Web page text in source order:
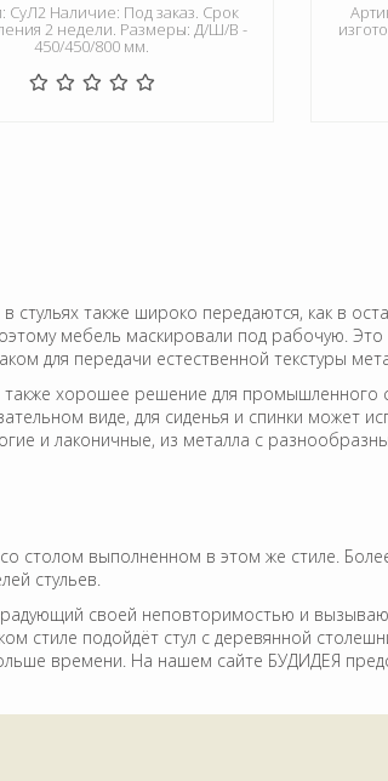
СуЛ2 Наличие: Под заказ. Срок
2 недели. Размеры: Д/Ш/В -
450/450/800 мм.
стульях также широко передаются, как в
мебель маскировали под рабочую. Это
для передачи естественной текстуры
хорошее решение для промышленного
виде, для сиденья и спинки может
и лаконичные, из металла с
столом выполненном в этом же стиле.
стульев.
своей неповторимостью и
стиле подойдёт стул с деревянной
времени. На нашем сайте БУДИДЕЯ